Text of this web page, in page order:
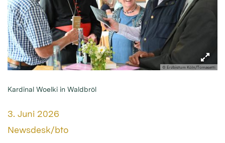
© Erzbistum Köln/Tomasetti
Kardinal Woelki in Waldbröl
Datum:
3. Juni 2026
Von:
Newsdesk/bto